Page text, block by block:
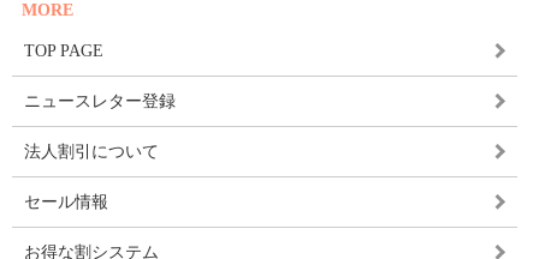
MORE
TOP PAGE
ニュースレター登録
法人割引について
セール情報
お得な割システム